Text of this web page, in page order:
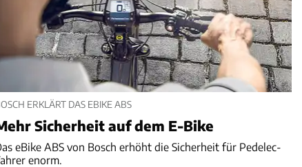
ERKLÄRT DAS EBIKE ABS
Sicherheit auf dem E-Bike
eBike ABS von Bosch erhöht die Sicherheit für Pedelec-
enorm.